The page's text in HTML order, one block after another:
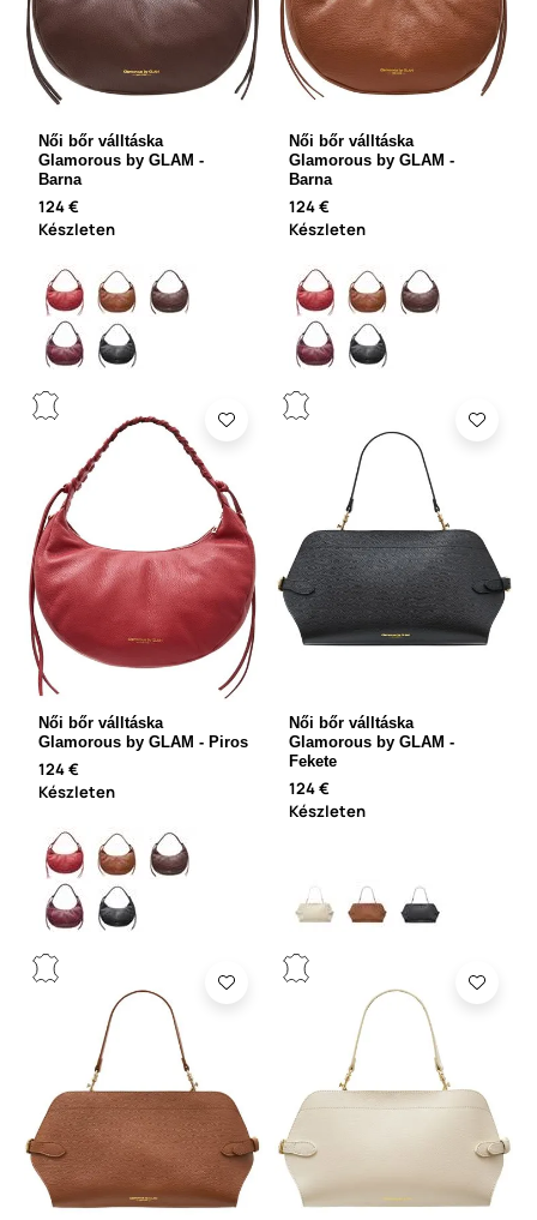
Női bőr válltáska
Glamorous by GLAM -
Barna
124 €
Készleten
Női bőr válltáska
Glamorous by GLAM -
Barna
124 €
Készleten
Női bőr válltáska
Glamorous by GLAM - Piros
124 €
Készleten
Női bőr válltáska
Glamorous by GLAM -
Fekete
124 €
Készleten